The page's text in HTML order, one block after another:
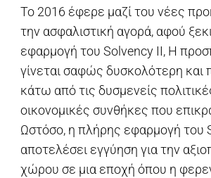
Το 2016 έφερε μαζί του νέες
την ασφαλιστική αγορά, αφού
εφαρμογή του Solvency II, Η
γίνεται σαφώς δυσκολότερη και
κάτω από τις δυσμενείς
οικονομικές συνθήκες που
Ωστόσο, η πλήρης εφαρμογή του
αποτελέσει εγγύηση για την
χώρου σε μια εποχή όπου η